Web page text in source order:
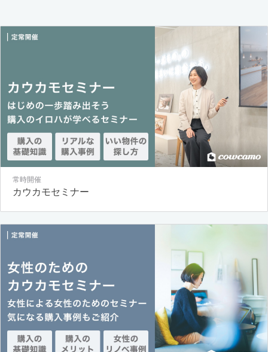
常時開催
カウカモセミナー